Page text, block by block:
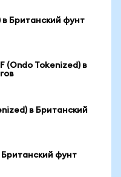
Британский фунт
(Ondo Tokenized) в
в Британский
фунт